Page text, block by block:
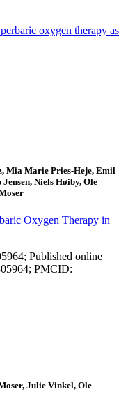
oxygen therapy as
Mia Marie Pries-Heje, Emil
Niels Høiby, Ole
Oxygen Therapy in
Published online
PMCID:
Julie Vinkel, Ole